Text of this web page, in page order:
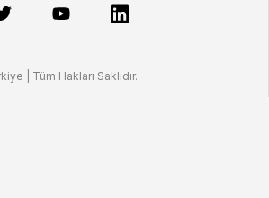
| Tüm Hakları Saklıdır.